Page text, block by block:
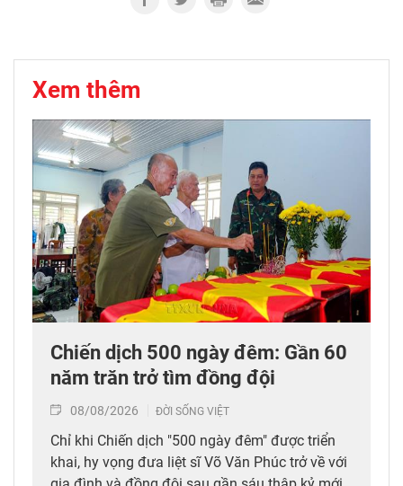
Xem thêm
Chiến dịch 500 ngày đêm: Gần 60
năm trăn trở tìm đồng đội
08/08/2026 ĐỜI SỐNG VIỆT
Chỉ khi Chiến dịch "500 ngày đêm" được triển
khai, hy vọng đưa liệt sĩ Võ Văn Phúc trở về với